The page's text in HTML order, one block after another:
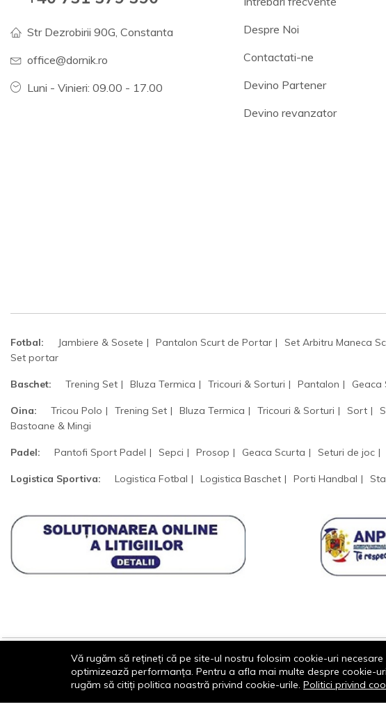
Str Dezrobirii 90G, Constanta
office@dornik.ro
Luni - Vinieri: 09.00 - 17.00
Despre Noi
Contactati-ne
Devino Partener
Devino revanzator
Fotbal: Jambiere & Sosete Pantalon Scurt de Portar Set Arbitru Maneca
Set portar
Baschet: Trening Set Bluza Termica Tricouri & Sorturi Pantalon Geaca
Oina: Tricou Polo Trening Set Bluza Termica Tricouri & Sorturi Sort
Bastoane & Mingi
Padel: Pantofi Sport Padel Sepci Prosop Geaca Scurta Seturi de joc
Logistica Sportiva: Logistica Fotbal Logistica Baschet Porti Handbal
© 2013-2026 - Dornik Total Services S.R.L. CUI
32211812 Reg.Com. J13/1996/2013, Str.
Transilvaniei, Nr. 19A
Vă rugăm să rețineți că pe site-ul nostru folosim cookie-uri
optimizează performanța. Pentru a afla mai multe despre cookie-
rugăm să citiți politica noastră privind cookie-urile. Politici privind